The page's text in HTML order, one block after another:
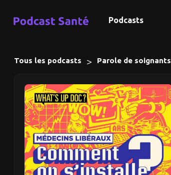
Podcasts
Tous les podcasts > Parole de soignants